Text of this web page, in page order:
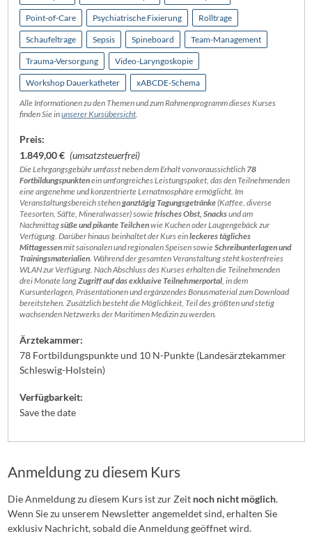
Point-of-Care Psychiatrische Fixierung Rolltrage
Schaufeltrage Sepsis Spineboard Team-Management
Trauma-Versorgung Video-Laryngoskopie
Workshop Dauerkatheter
xABCDE-Schema
Alle Informationen zu den Themen und zum Rahmenprogramm dieses Kurses
finden Sie inunserer Kursübersicht
Preis:
1.849,00 € (umsatzsteuerfrei)
Die Lehrgangsgebühr umfasst neben dem Erhalt vonvoraussichtlich 78
Fortbildungspunktenein umfangreiches Leistungspaket, das den Teilnehmenden
eine angenehme und konzentrierte Lernatmosphäre ermöglicht. Im
Veranstaltungsbereich stehenganztägig Tagungsgetränke(Kaffee, diverse
Teesorten, Säfte, Mineralwasser) sowiefrisches Obst, Snacksund am
Nachmittagsüße und pikante Teilchenwie Kuchen oder Laugengebäck zur
Verfügung. Darüber hinaus beinhaltet der Kurs einleckeres tägliches
Mittagessenmit saisonalen und regionalen Speisen sowieSchreibunterlagen und
Trainingsmaterialien. Während der gesamten Veranstaltung steht kostenfreies
WLAN zur Verfügung. Nach Abschluss des Kurses erhalten die Teilnehmenden
drei Monate langZugriff auf das exklusive Teilnehmerportal, in dem
Kursunterlagen, Präsentationen und ergänzendes Bonusmaterial zum Download
bereitstehen. Zusätzlich besteht die Möglichkeit, Teil des größten und stetig
wachsenden Netzwerks der Maritimen Medizin zu werden.
Ärztekammer:
78 Fortbildungspunkte und 10 N-Punkte (Landesärztekammer
Schleswig-Holstein)
Verfügbarkeit:
Save the date
Anmeldung zu diesem Kurs
Die Anmeldung zu diesem Kurs ist zur Zeit noch nicht möglich.
Wenn Sie zu unserem Newsletter angemeldet sind, erhalten Sie
exklusiv Nachricht, sobald die Anmeldung geöffnet wird.